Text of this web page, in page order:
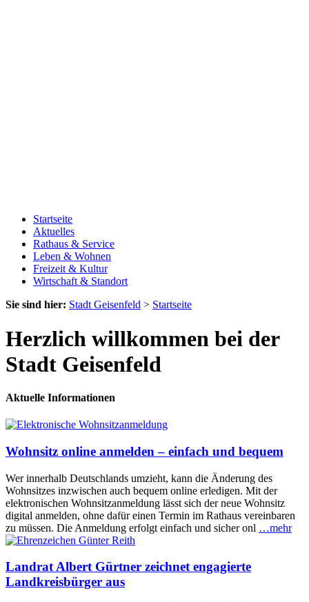
Startseite
Aktuelles
Rathaus & Service
Leben & Wohnen
Freizeit & Kultur
Wirtschaft & Standort
Sie sind hier: Stadt Geisenfeld > Startseite
Herzlich willkommen bei der
Stadt Geisenfeld
Aktuelle Informationen
Wohnsitz online anmelden – einfach und bequem
Wer innerhalb Deutschlands umzieht, kann die Änderung des
Wohnsitzes inzwischen auch bequem online erledigen. Mit der
elektronischen Wohnsitzanmeldung lässt sich der neue Wohnsitz
digital anmelden, ohne dafür einen Termin im Rathaus vereinbaren
zu müssen. Die Anmeldung erfolgt einfach und sicher onl …mehr
Landrat Albert Gürtner zeichnet engagierte
Landkreisbürger aus